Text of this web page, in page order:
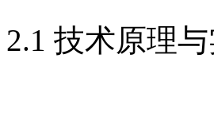
2.1 技术原理